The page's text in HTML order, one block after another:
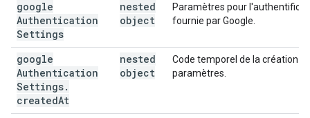
google
Authentication
Settings
nested
object
Paramètres pour
fournie par Google.
google
Authentication
Settings.
createdAt
nested
object
Code temporel de la création
paramètres.